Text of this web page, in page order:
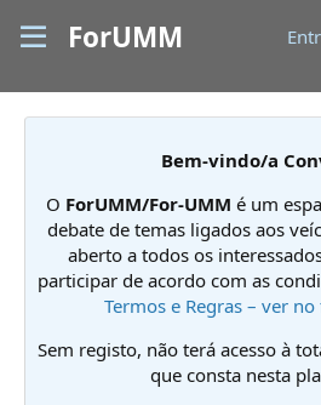
ForUMM
Bem-vindo/a
O ForUMM/For-UMM é um
debate de temas ligados aos
aberto a todos os
participar de acordo com as
Termos e Regras – ver
Sem registo, não terá acesso à
que consta nesta